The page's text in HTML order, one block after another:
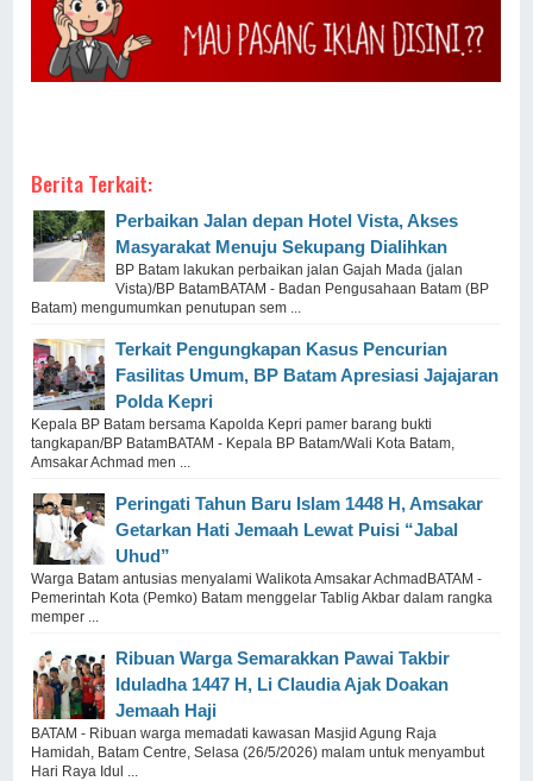
Berita Terkait:
Perbaikan Jalan depan Hotel Vista, Akses
Masyarakat Menuju Sekupang Dialihkan
BP Batam lakukan perbaikan jalan Gajah Mada (jalan
Vista)/BP BatamBATAM - Badan Pengusahaan Batam (BP
Batam) mengumumkan penutupan sem ...
Terkait Pengungkapan Kasus Pencurian
Fasilitas Umum, BP Batam Apresiasi Jajajaran
Polda Kepri
Kepala BP Batam bersama Kapolda Kepri pamer barang bukti
tangkapan/BP BatamBATAM - Kepala BP Batam/Wali Kota Batam,
Amsakar Achmad men ...
Peringati Tahun Baru Islam 1448 H, Amsakar
Getarkan Hati Jemaah Lewat Puisi “Jabal
Uhud”
Warga Batam antusias menyalami Walikota Amsakar AchmadBATAM -
Pemerintah Kota (Pemko) Batam menggelar Tablig Akbar dalam rangka
memper ...
Ribuan Warga Semarakkan Pawai Takbir
Iduladha 1447 H, Li Claudia Ajak Doakan
Jemaah Haji
BATAM - Ribuan warga memadati kawasan Masjid Agung Raja
Hamidah, Batam Centre, Selasa (26/5/2026) malam untuk menyambut
Hari Raya Idul ...